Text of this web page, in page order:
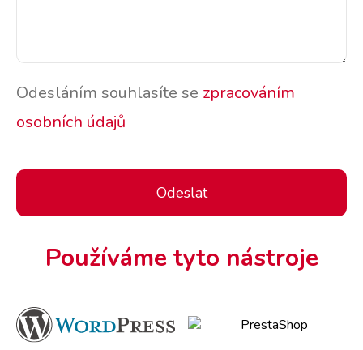
Odesláním souhlasíte se zpracováním
osobních údajů
Používáme tyto nástroje